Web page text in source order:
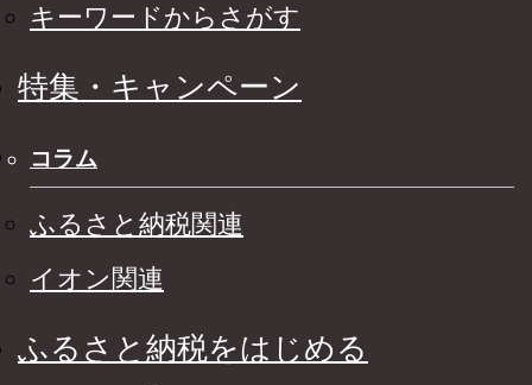
キーワードからさがす
特集・キャンペーン
コラム
ふるさと納税関連
イオン関連
ふるさと納税をはじめる